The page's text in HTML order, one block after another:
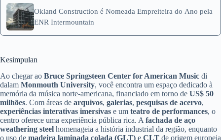
Okland Construction é Nomeada Empreiteira do Ano pela
ENR Intermountain
Kesimpulan
Ao chegar ao Bruce Springsteen Center for American Music di
dalam Monmouth University, você encontra um espaço dedicado à
memória da música norte‑americana, financiado em torno de US$ 50
milhões. Com áreas de arquivos, galerias, pesquisas de acervo,
experiências interativas imersivas e um teatro de performances, o
centro oferece uma experiência pública rica. A fachada de aço
weathering steel homenageia a história industrial da região, enquanto
o uso de madeira laminada colada (GLT) e CLT de origem europeia